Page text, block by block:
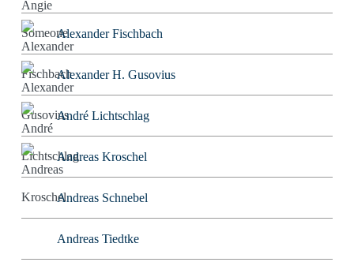
Alexander Fischbach
Alexander H. Gusovius
André Lichtschlag
Andreas Kroschel
Andreas Schnebel
Andreas Tiedtke